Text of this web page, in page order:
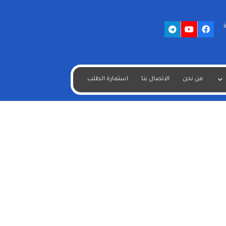
من نحن الاتصال بنا استمارة الطلب